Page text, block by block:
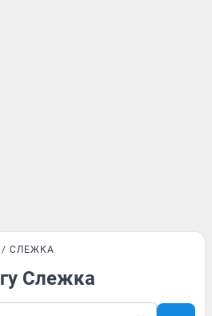
СЛЕЖКА
Слежка